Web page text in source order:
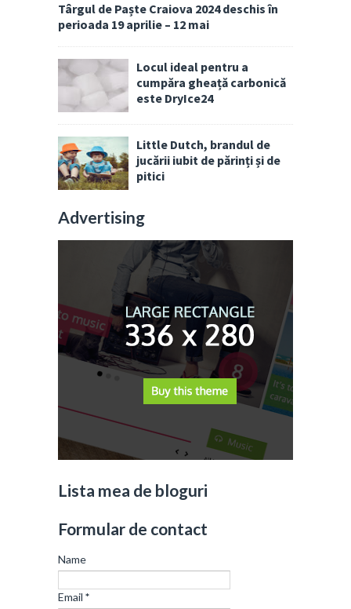
Târgul de Paște Craiova 2024 deschis în
perioada 19 aprilie – 12 mai
Locul ideal pentru a
cumpăra gheață carbonică
este DryIce24
Little Dutch, brandul de
jucării iubit de părinți și de
pitici
Advertising
Lista mea de bloguri
Formular de contact
Name
Email *